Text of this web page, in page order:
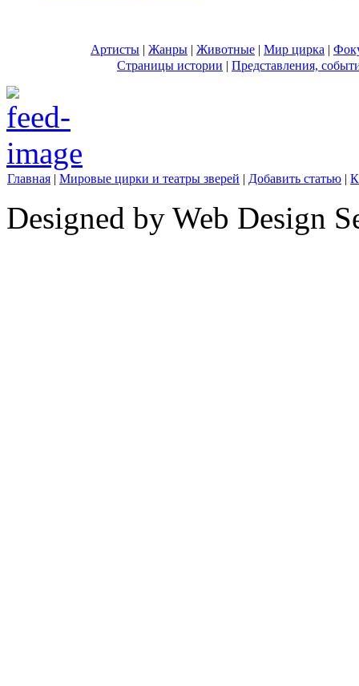
Артисты | Жанры | Животные | Мир цирка |
Страницы истории | Представления,
Главная | Мировые цирки и театры зверей | Добавить статью |
Designed by Web Design